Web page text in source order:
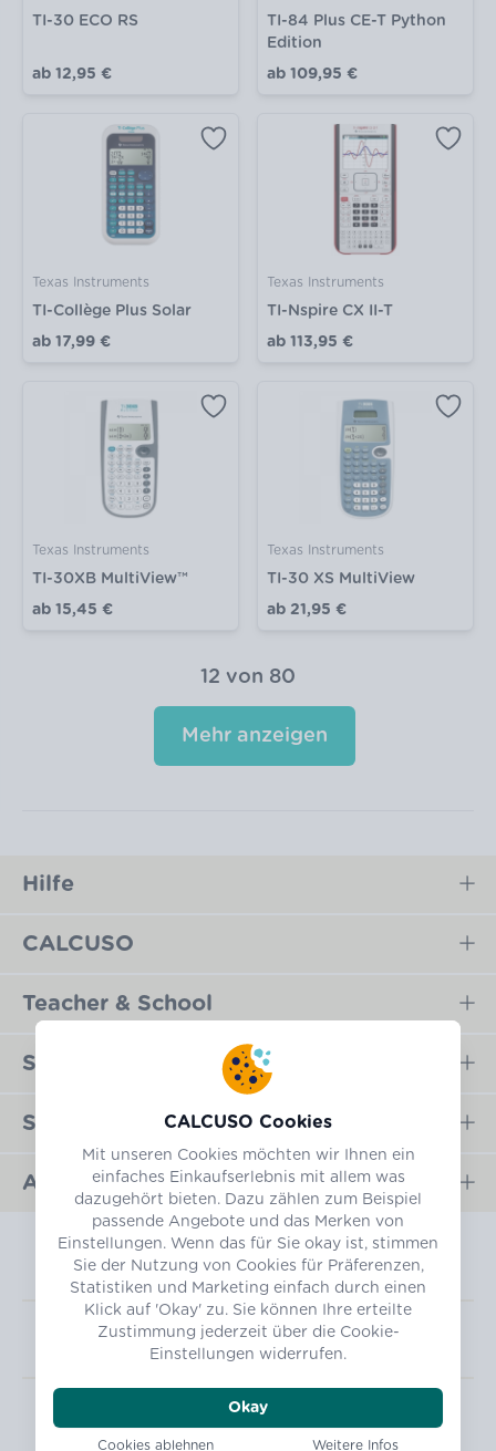
TI-30 ECO RS
ab 12,95 €
TI-84 Plus CE-T Python
Edition
ab 109,95 €
Texas Instruments
TI-Collège Plus Solar
ab 17,99 €
Texas Instruments
TI-Nspire CX II-T
ab 113,95 €
Texas Instruments
TI-30XB MultiView™
ab 15,45 €
Texas Instruments
TI-30 XS MultiView
ab 21,95 €
12 von 80
Mehr anzeigen
Hilfe
CALCUSO
Teacher & School
Sicher bezahlen
Schnell versendet
Ausgezeichnet shoppen
Datenschutz
Widerrufsbelehrung
Altgeräte-Entsorgung
DE
CALCUSO Cookies
Mit unseren Cookies möchten wir Ihnen ein
einfaches Einkaufserlebnis mit allem was
dazugehört bieten. Dazu zählen zum Beispiel
passende Angebote und das Merken von
Einstellungen. Wenn das für Sie okay ist, stimmen
Sie der Nutzung von Cookies für Präferenzen,
Statistiken und Marketing einfach durch einen
Klick auf 'Okay' zu. Sie können Ihre erteilte
Zustimmung jederzeit über die Cookie-
Einstellungen widerrufen.
Okay
Cookies ablehnen Weitere Infos